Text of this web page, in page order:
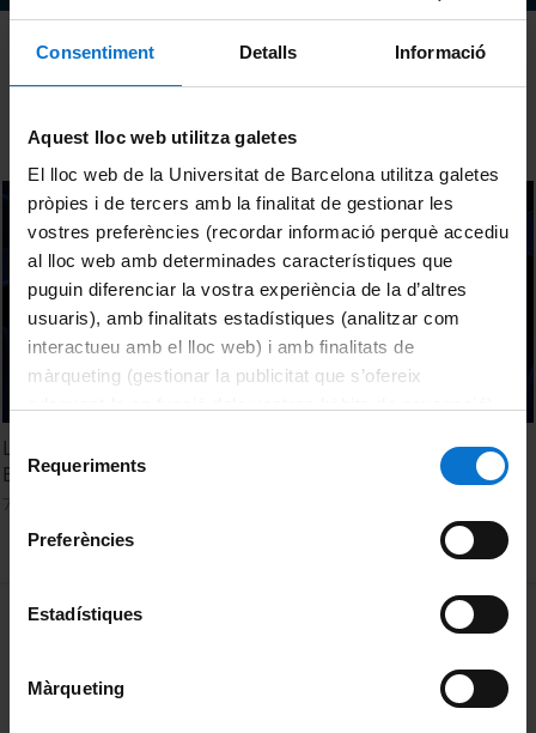
Consentiment Detalls Informació
Aquest lloc web utilitza galetes
El lloc web de la Universitat de Barcelona utilitza galetes
pròpies i de tercers amb la finalitat de gestionar les
vostres preferències (recordar informació perquè accediu
al lloc web amb determinades característiques que
puguin diferenciar la vostra experiència de la d’altres
usuaris), amb finalitats estadístiques (analitzar com
interactueu amb el lloc web) i amb finalitats de
màrqueting (gestionar la publicitat que s’ofereix
consultar laPolítica de galetes del lloc web de la
de Requeriments
Preferències
Estadístiques
Màrqueting
Ordenar
L'obra del Vigatà en la col·lecció d'art del Renaixament i el
Barroc al MNAC
MENÚ PEU 1
Privacidad y términos